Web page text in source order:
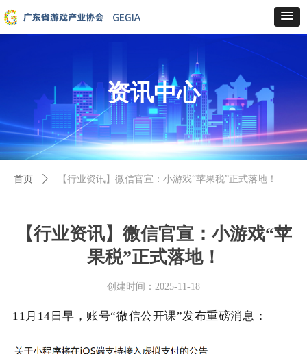
【行业资讯】微信官宣：小游戏“苹
果税”正式落地！
11月14日早，账号“微信公开课”发布重磅消息：
资讯中心
首页 ꄲ 【行业资讯】微信官宣：小游戏“苹果税”正式落地！
创建时间： 2025-11-18